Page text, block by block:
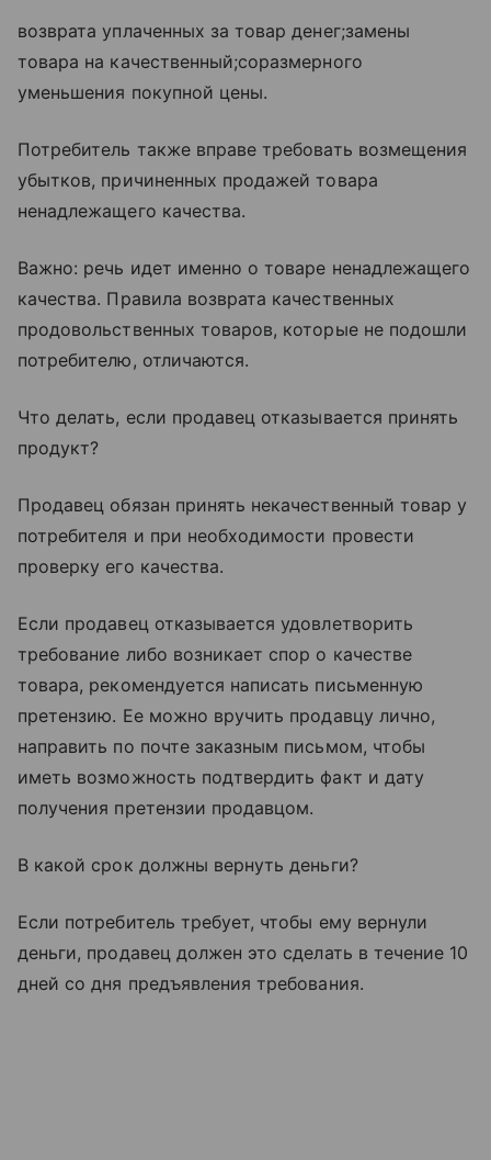
возврата уплаченных за товар денег;замены
товара на качественный;соразмерного
уменьшения покупной цены.
Потребитель также вправе требовать возмещения
убытков, причиненных продажей товара
ненадлежащего качества.
Важно: речь идет именно о товаре ненадлежащего
качества. Правила возврата качественных
продовольственных товаров, которые не подошли
потребителю, отличаются.
Что делать, если продавец отказывается принять
продукт?
Продавец обязан принять некачественный товар у
потребителя и при необходимости провести
проверку его качества.
Если продавец отказывается удовлетворить
требование либо возникает спор о качестве
товара, рекомендуется написать письменную
претензию. Ее можно вручить продавцу лично,
направить по почте заказным письмом, чтобы
иметь возможность подтвердить факт и дату
получения претензии продавцом.
В какой срок должны вернуть деньги?
Если потребитель требует, чтобы ему вернули
деньги, продавец должен это сделать в течение 10
дней со дня предъявления требования.